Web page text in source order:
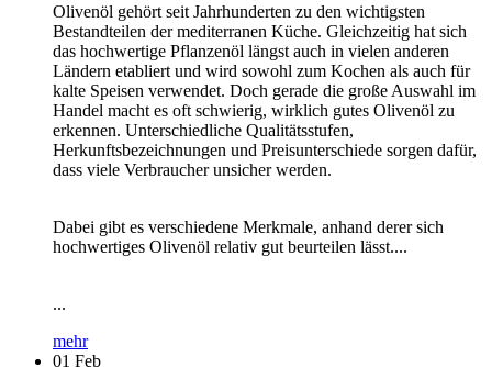
Olivenöl gehört seit Jahrhunderten zu den wichtigsten
Bestandteilen der mediterranen Küche. Gleichzeitig hat sich
das hochwertige Pflanzenöl längst auch in vielen anderen
Ländern etabliert und wird sowohl zum Kochen als auch für
kalte Speisen verwendet. Doch gerade die große Auswahl im
Handel macht es oft schwierig, wirklich gutes Olivenöl zu
erkennen. Unterschiedliche Qualitätsstufen,
Herkunftsbezeichnungen und Preisunterschiede sorgen dafür,
dass viele Verbraucher unsicher werden.
Dabei gibt es verschiedene Merkmale, anhand derer sich
hochwertiges Olivenöl relativ gut beurteilen lässt....
...
mehr
01 Feb